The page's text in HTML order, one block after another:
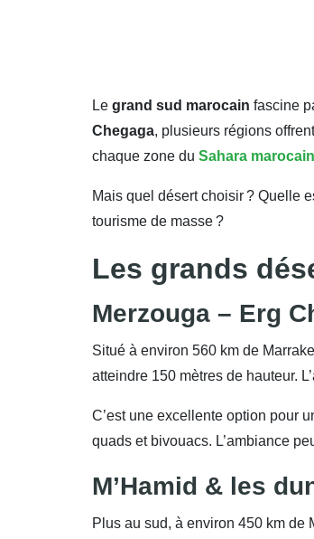
Le grand sud marocain fascine
Chegaga, plusieurs régions
chaque zone du Sahara marocain
Mais quel désert choisir ? Quelle
tourisme de masse ?
Les grands
Merzouga – Erg
Situé à environ 560 km de
atteindre 150 mètres de hauteur.
C’est une excellente option pour
quads et bivouacs. L’ambiance
M’Hamid & les
Plus au sud, à environ 450 km de